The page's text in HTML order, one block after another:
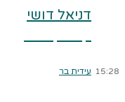
15:28 עידית בר